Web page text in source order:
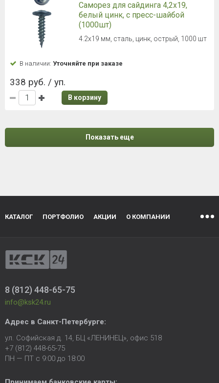
Саморез для сайдинга 4,2х19,
белый цинк, с пресс-шайбой
(1000шт)
4.2х19 мм, сталь, цинк, острый, 1000 шт
В наличии: Уточняйте при заказе
338 руб. / уп.
В корзину
Показать еще
КАТАЛОГ ПОРТФОЛИО АКЦИИ О КОМПАНИИ
8 (812) 448-65-75
info@ksk24.ru
Адрес в Санкт-Петербурге:
ул. Софийская д. 14, БЦ «ЛЕНИНЕЦ», офис 518
+7 (812) 448-65-75
ПН — ПТ с 9:00 до 18:00